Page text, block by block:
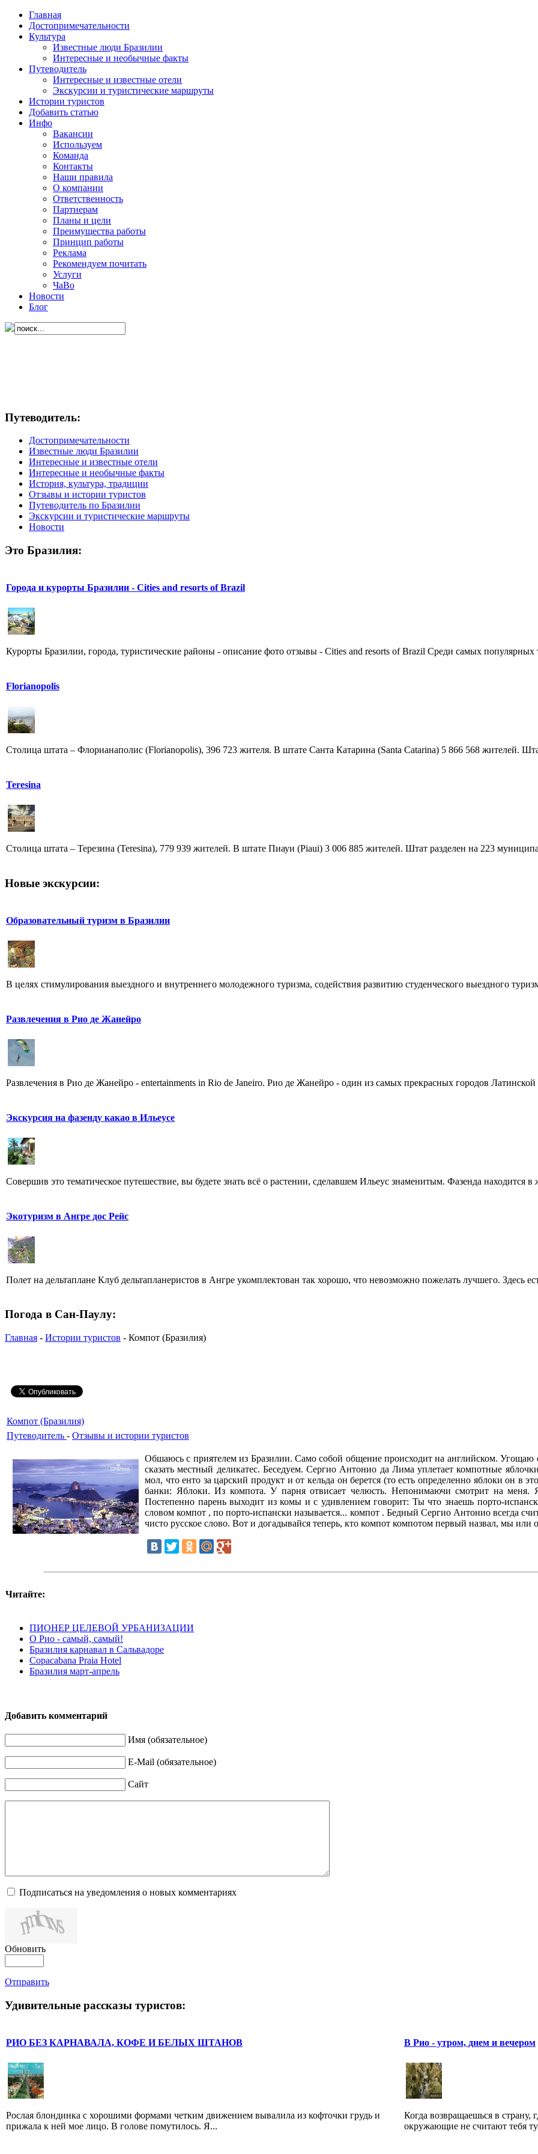
Главная
Достопримечательности
Культура
Известные люди Бразилии
Интересные и необычные факты
Путеводитель
Интересные и известные отели
Экскурсии и туристические маршруты
Истории туристов
Добавить статью
Инфо
Вакансии
Используем
Команда
Контакты
Наши правила
О компании
Ответственность
Партнерам
Планы и цели
Преимущества работы
Принцип работы
Реклама
Рекомендуем почитать
Услуги
ЧаВо
Новости
Блог
Путеводитель:
Достопримечательности
Известные люди Бразилии
Интересные и известные отели
Интересные и необычные факты
История, культура, традиции
Отзывы и истории туристов
Путеводитель по Бразилии
Экскурсии и туристические маршруты
Новости
Это Бразилия:
Города и курорты Бразилии - Cities and resorts of Brazil
Курорты Бразилии, города, туристические районы - описание фото отзывы - Cities and resorts of Brazil Среди самых популярных
Florianopolis
Столица штата – Флорианаполис (Florianopolis), 396 723 жителя. В штате Санта Катарина (Santa Catarina) 5 866 568 жителей.
Teresina
Столица штата – Терезина (Teresina), 779 939 жителей. В штате Пиауи (Piaui) 3 006 885 жителей. Штат разделен на 223
Новые экскурсии:
Образовательный туризм в Бразилии
В целях стимулирования выездного и внутреннего молодежного туризма, содействия развитию студенческого выездного
Развлечения в Рио де Жанейро
Развлечения в Рио де Жанейро - еntertainments in Rio de Janeiro. Рио де Жанейро - один из самых прекрасных городов Латинской
Экскурсия на фазенду какао в Ильеусе
Совершив это тематическое путешествие, вы будете знать всё о растении, сделавшем Ильеус знаменитым. Фазенда находится в
Экотуризм в Ангре дос Рейс
Полет на дельтаплане Клуб дельтапланеристов в Ангре укомплектован так хорошо, что невозможно пожелать лучшего. Здесь
Погода в Сан-Паулу:
Главная - Истории туристов - Компот (Бразилия)
Компот (Бразилия)
Путеводитель - Отзывы и истории туристов
Обшаюсь с приятелем из Бразилии. Само собой общение происходит на английском. Угощаю
сказать местный деликатес. Беседуем. Сергио Антонио да Лима уплетает компотные
мол, что енто за царский продукт и от кельда он берется (то есть определенно яблоки он в
банки: Яблоки. Из компота. У парня отвисает челюсть. Непонимаючи смотрит на
Постепенно парень выходит из комы и с удивлением говорит: Ты что знаешь порто-
словом компот , по порто-испански называется... компот . Бедный Сергио Антонио всегда
чисто русское слово. Вот и догадывайся теперь, кто компот компотом первый назвал, мы или
Читайте:
ПИОНЕР ЦЕЛЕВОЙ УРБАНИЗАЦИИ
О Рио - самый, самый!
Бразилия карнавал в Сальвадоре
Copacabana Praia Hotel
Бразилия март-апрель
Добавить комментарий
Имя (обязательное)
E-Mail (обязательное)
Сайт
Подписаться на уведомления о новых комментариях
Обновить
Отправить
Удивительные рассказы туристов:
РИО БЕЗ КАPНАВАЛА, КОФЕ И БЕЛЫХ ШТАНОВ
Рослая блондинка с хорошими формами четким движением вывалила из кофточки грудь и
прижала к ней мое лицо. В голове помутилось. Я...
В Рио - утром, днем и вечером
Когда возвращаешься в
окружающие не считают тебя